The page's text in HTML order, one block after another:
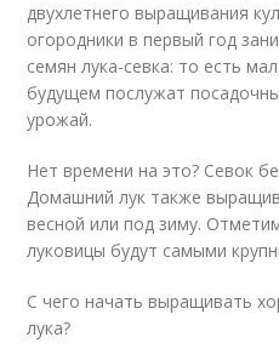
двухлетнего выращивания
огородники в первый год
семян лука-севка: то есть
будущем послужат
урожай.
Нет времени на это? Севок
Домашний лук также
весной или под зиму.
луковицы будут самыми
С чего начать выращивать
лука?